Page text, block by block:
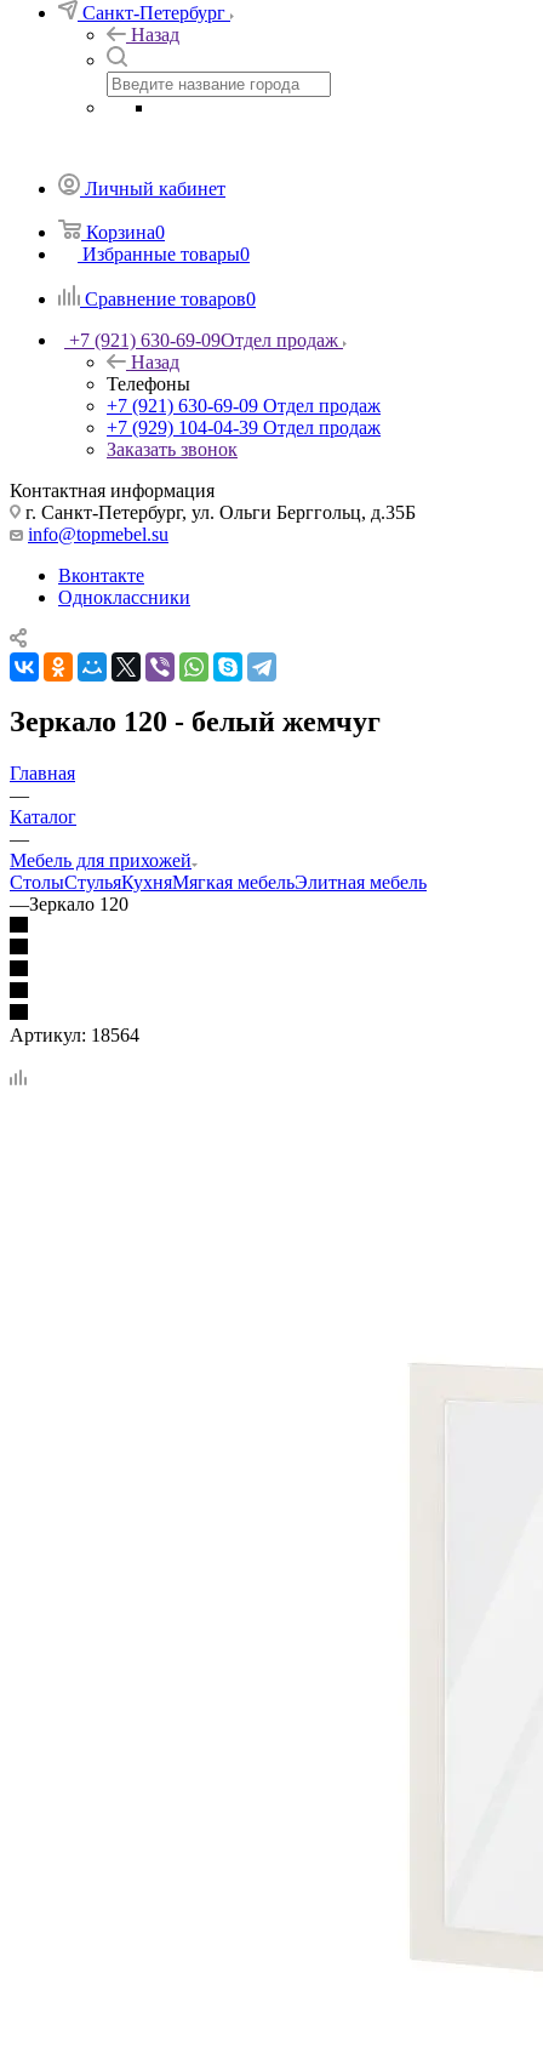
Санкт-Петербург
Назад
Личный кабинет
Корзина0
Избранные товары0
Сравнение товаров0
+7 (921) 630-69-09Отдел продаж
Назад
Телефоны
+7 (921) 630-69-09 Отдел продаж
+7 (929) 104-04-39 Отдел продаж
Заказать звонок
Контактная информация
г. Санкт-Петербург, ул. Ольги Берггольц, д.35Б
info@topmebel.su
Вконтакте
Одноклассники
Зеркало 120 - белый жемчуг
Главная
—
Каталог
—
Мебель для прихожей
СтолыСтульяКухняМягкая мебельЭлитная мебель
—Зеркало 120
Артикул: 18564